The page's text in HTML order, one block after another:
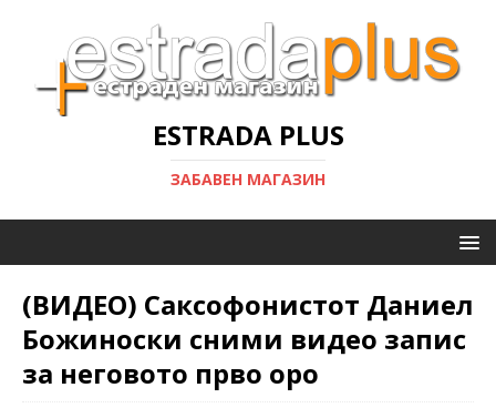
ESTRADA PLUS
ЗАБАВЕН МАГАЗИН
(ВИДЕО) Саксофонистот Даниел
Божиноски сними видео запис
за неговото прво оро